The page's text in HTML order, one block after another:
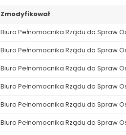
Zmodyfikował
Biuro Pełnomocnika Rządu do Spraw
Biuro Pełnomocnika Rządu do Spraw
Biuro Pełnomocnika Rządu do Spraw
Biuro Pełnomocnika Rządu do Spraw
Biuro Pełnomocnika Rządu do Spraw
Biuro Pełnomocnika Rządu do Spraw